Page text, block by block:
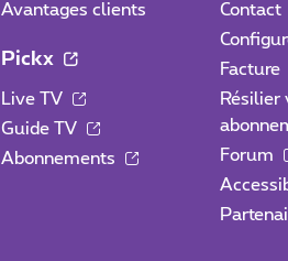
Avantages clients
Pickx
Live TV
Guide TV
Abonnements
Contact
Facture
Résilier
Forum